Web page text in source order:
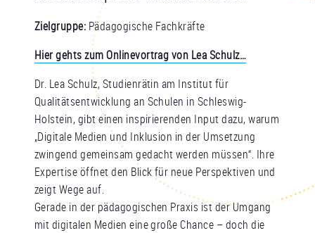
Zielgruppe: Pädagogische Fachkräfte
Hier gehts zum Onlinevortrag von Lea Schulz…
Dr. Lea Schulz, Studienrätin am Institut für
Qualitätsentwicklung an Schulen in Schleswig-
Holstein, gibt einen inspirierenden Input dazu, warum
„Digitale Medien und Inklusion in der Umsetzung
zwingend gemeinsam gedacht werden müssen“. Ihre
Expertise öffnet den Blick für neue Perspektiven und
zeigt Wege auf.
Gerade in der pädagogischen Praxis ist der Umgang
mit digitalen Medien eine große Chance – doch die